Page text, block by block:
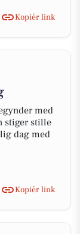
Kopiér link
med
stiger stille
dag med
Kopiér link